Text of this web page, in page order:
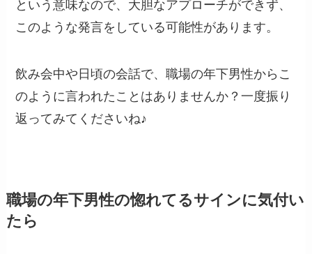
という意味なので、大胆なアプローチができず、
このような発言をしている可能性があります。
飲み会中や日頃の会話で、職場の年下男性からこ
のように言われたことはありませんか？一度振り
返ってみてくださいね♪
職場の年下男性の惚れてるサインに気付い
たら